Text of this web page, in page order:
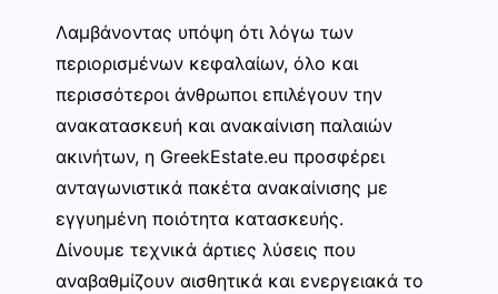
Λαμβάνοντας υπόψη ότι λόγω των
περιορισμένων κεφαλαίων, όλο και
περισσότεροι άνθρωποι επιλέγουν την
ανακατασκευή και ανακαίνιση παλαιών
ακινήτων, η GreekEstate.eu προσφέρει
ανταγωνιστικά πακέτα ανακαίνισης με
εγγυημένη ποιότητα κατασκευής.
Δίνουμε τεχνικά άρτιες λύσεις που
αναβαθμίζουν αισθητικά και ενεργειακά το